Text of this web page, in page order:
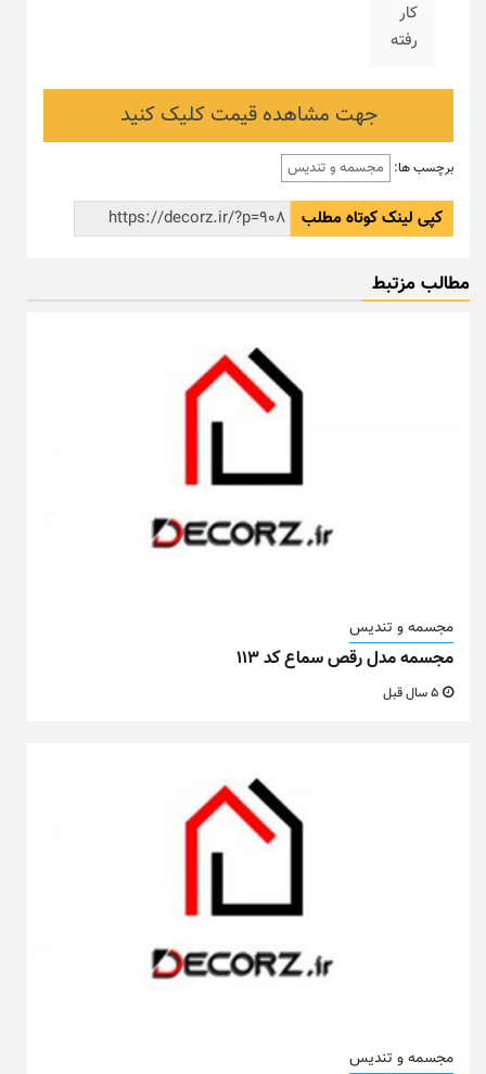
کار
رفته
جهت مشاهده قیمت کلیک کنید
برچسب ها: مجسمه و تندیس
کپی لینک کوتاه مطلب
مطالب مزتبط
مجسمه و تندیس
مجسمه مدل رقص سماع کد ۱۱۳
مجسمه و تندیس